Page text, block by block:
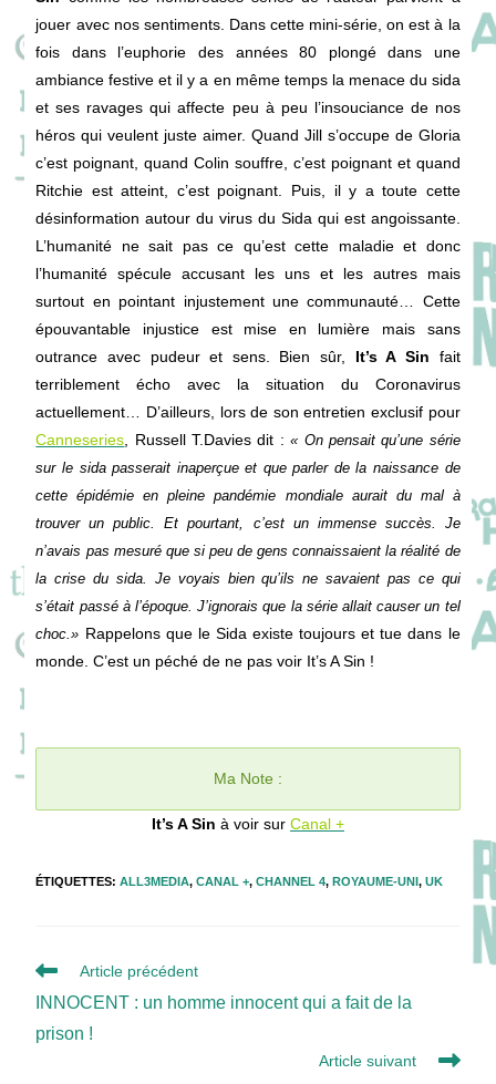
jouer avec nos sentiments. Dans cette mini-série, on est à la
fois dans l’euphorie des années 80 plongé dans une
ambiance festive et il y a en même temps la menace du sida
et ses ravages qui affecte peu à peu l’insouciance de nos
héros qui veulent juste aimer. Quand Jill s’occupe de Gloria
c’est poignant, quand Colin souffre, c’est poignant et quand
Ritchie est atteint, c’est poignant. Puis, il y a toute cette
désinformation autour du virus du Sida qui est angoissante.
L’humanité ne sait pas ce qu’est cette maladie et donc
l’humanité spécule accusant les uns et les autres mais
surtout en pointant injustement une communauté… Cette
épouvantable injustice est mise en lumière mais sans
outrance avec pudeur et sens. Bien sûr, It’s A Sin fait
terriblement écho avec la situation du Coronavirus
actuellement… D’ailleurs, lors de son entretien exclusif pour
Canneseries, Russell T.Davies dit :« On pensait qu’une série
sur le sida passerait inaperçue et que parler de la naissance de
cette épidémie en pleine pandémie mondiale aurait du mal à
trouver un public. Et pourtant, c’est un immense succès. Je
n’avais pas mesuré que si peu de gens connaissaient la réalité de
la crise du sida. Je voyais bien qu’ils ne savaient pas ce qui
s’était passé à l’époque. J’ignorais que la série allait causer un tel
choc.» Rappelons que le Sida existe toujours et tue dans le
monde. C’est un péché de ne pas voir It’s A Sin !
Ma Note :
It’s A Sin à voir sur Canal +
ÉTIQUETTES:ALL3MEDIA, CANAL +, CHANNEL 4, ROYAUME-UNI, UK
Read
articles
Article précédent
INNOCENT : un homme innocent qui a fait de la
prison !
Article suivant